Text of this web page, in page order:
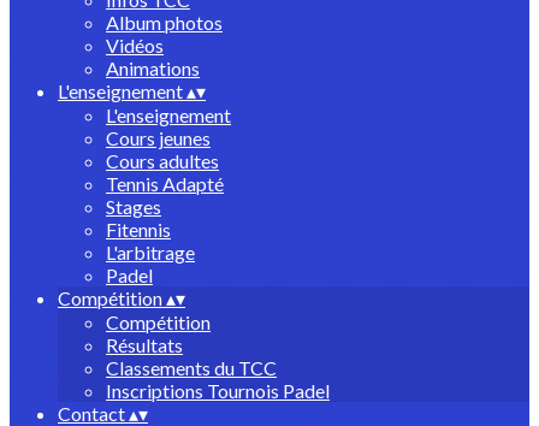
Album photos
Vidéos
Animations
L'enseignement▴▾
L'enseignement
Cours jeunes
Cours adultes
Tennis Adapté
Stages
Fitennis
L'arbitrage
Padel
Compétition▴▾
Compétition
Résultats
Classements du TCC
Inscriptions Tournois Padel
Contact▴▾